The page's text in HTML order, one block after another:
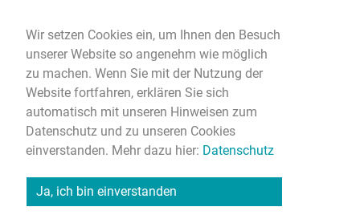
Wir setzen Cookies ein, um Ihnen den Besuch
unserer Website so angenehm wie möglich
zu machen. Wenn Sie mit der Nutzung der
Website fortfahren, erklären Sie sich
automatisch mit unseren Hinweisen zum
Datenschutz und zu unseren Cookies
einverstanden. Mehr dazu hier: Datenschutz
Ja, ich bin einverstanden